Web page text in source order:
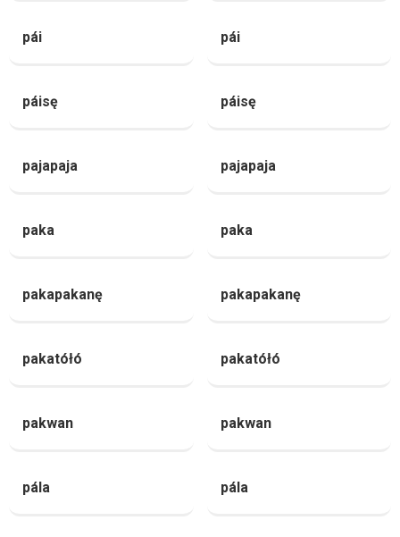
pái pái
páisę páisę
pajapaja pajapaja
paka paka
pakapakanę pakapakanę
pakatółó pakatółó
pakwan pakwan
pála pála